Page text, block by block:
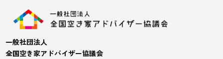
一般社団法人
全国空き家アドバイザー協議会